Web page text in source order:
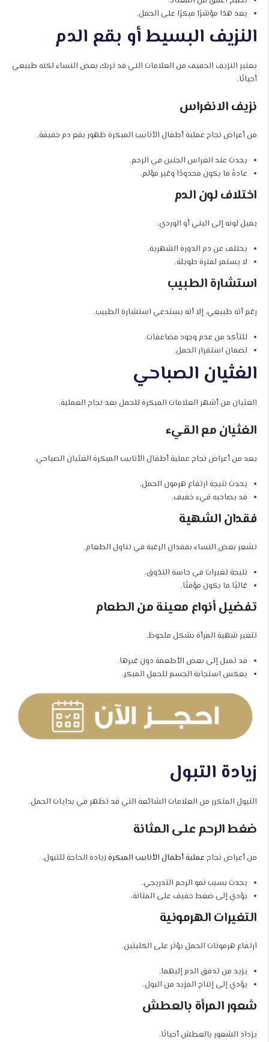
يعد هذا مؤشرًا مبكرًا على الحمل.
النزيف البسيط أو بقع الدم
يعتبر النزيف الخفيف من العلامات التي قد تربك بعض النساء لكنه طبيعي
أحيانًا.
نزيف الانغراس
من أعراض نجاح عملية أطفال الأنابيب المبكرة ظهور بقع دم خفيفة.
يحدث عند انغراس الجنين في الرحم.
عادةً ما يكون محدودًا وغير مؤلم.
اختلاف لون الدم
يميل لونه إلى البني أو الوردي.
يختلف عن دم الدورة الشهرية.
لا يستمر لفترة طويلة.
استشارة الطبيب
رغم أنه طبيعي، إلا أنه يستدعي استشارة الطبيب.
للتأكد من عدم وجود مضاعفات.
لضمان استقرار الحمل.
الغثيان الصباحي
الغثيان من أشهر العلامات المبكرة للحمل بعد نجاح العملية.
الغثيان مع القيء
يعد من أعراض نجاح عملية أطفال الأنابيب المبكرة الغثيان الصباحي.
يحدث نتيجة ارتفاع هرمون الحمل.
قد يصاحبه قيء خفيف.
فقدان الشهية
تشعر بعض النساء بفقدان الرغبة في تناول الطعام.
نتيجة تغيرات في حاسة التذوق.
غالبًا ما يكون مؤقتًا.
تفضيل أنواع معينة من الطعام
تتغير شهية المرأة بشكل ملحوظ.
قد تميل إلى بعض الأطعمة دون غيرها.
يعكس استجابة الجسم للحمل المبكر.
زيادة التبول
التبول المتكرر من العلامات الشائعة التي قد تظهر في بدايات الحمل.
ضغط الرحم على المثانة
من أعراض نجاح عملية أطفال الأنابيب المبكرة زيادة الحاجة للتبول.
يحدث بسبب نمو الرحم التدريجي.
يؤدي إلى ضغط خفيف على المثانة.
التغيرات الهرمونية
ارتفاع هرمونات الحمل يؤثر على الكليتين.
يزيد من تدفق الدم إليهما.
يؤدي إلى إنتاج المزيد من البول.
شعور المرأة بالعطش
يزداد الشعور بالعطش أحيانًا.